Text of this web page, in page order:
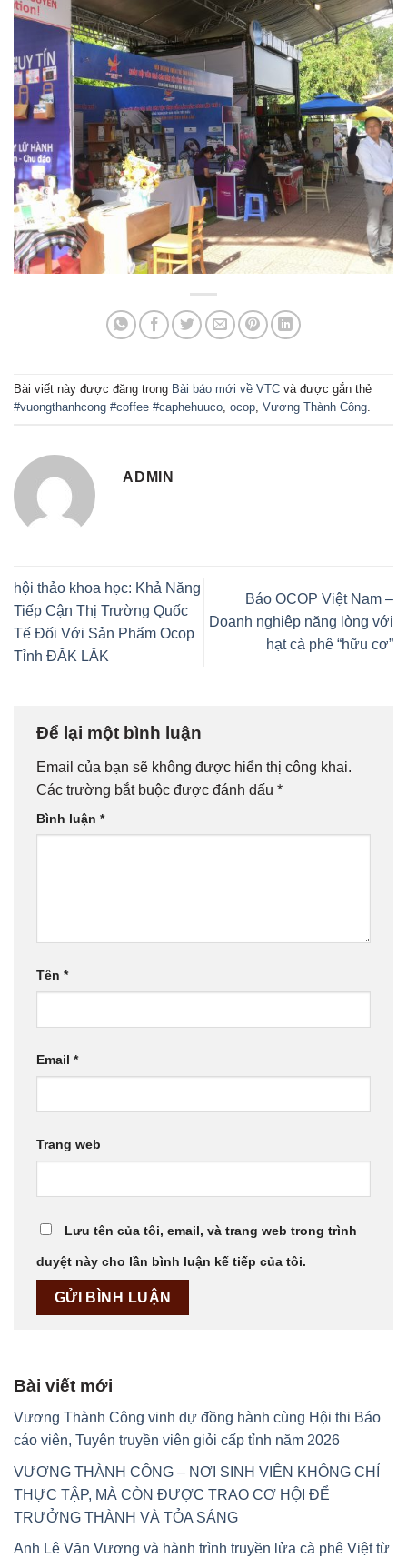
Bài viết này được đăng trong Bài báo mới về VTC và được gắn thẻ
#vuongthanhcong #coffee #caphehuuco, ocop, Vương Thành Công.
ADMIN
hội thảo khoa học: Khả Năng
Tiếp Cận Thị Trường Quốc
Tế Đối Với Sản Phẩm Ocop
Tỉnh ĐĂK LĂK
Báo OCOP Việt Nam –
Doanh nghiệp nặng lòng với
hạt cà phê “hữu cơ”
Để lại một bình luận
Email của bạn sẽ không được hiển thị công khai.
Các trường bắt buộc được đánh dấu *
Bình luận *
Tên *
Email *
Trang web
Lưu tên của tôi, email, và trang web trong trình
duyệt này cho lần bình luận kế tiếp của tôi.
Bài viết mới
Vương Thành Công vinh dự đồng hành cùng Hội thi Báo
cáo viên, Tuyên truyền viên giỏi cấp tỉnh năm 2026
VƯƠNG THÀNH CÔNG – NƠI SINH VIÊN KHÔNG CHỈ
THỰC TẬP, MÀ CÒN ĐƯỢC TRAO CƠ HỘI ĐỂ
TRƯỞNG THÀNH VÀ TỎA SÁNG
Anh Lê Văn Vương và hành trình truyền lửa cà phê Việt từ